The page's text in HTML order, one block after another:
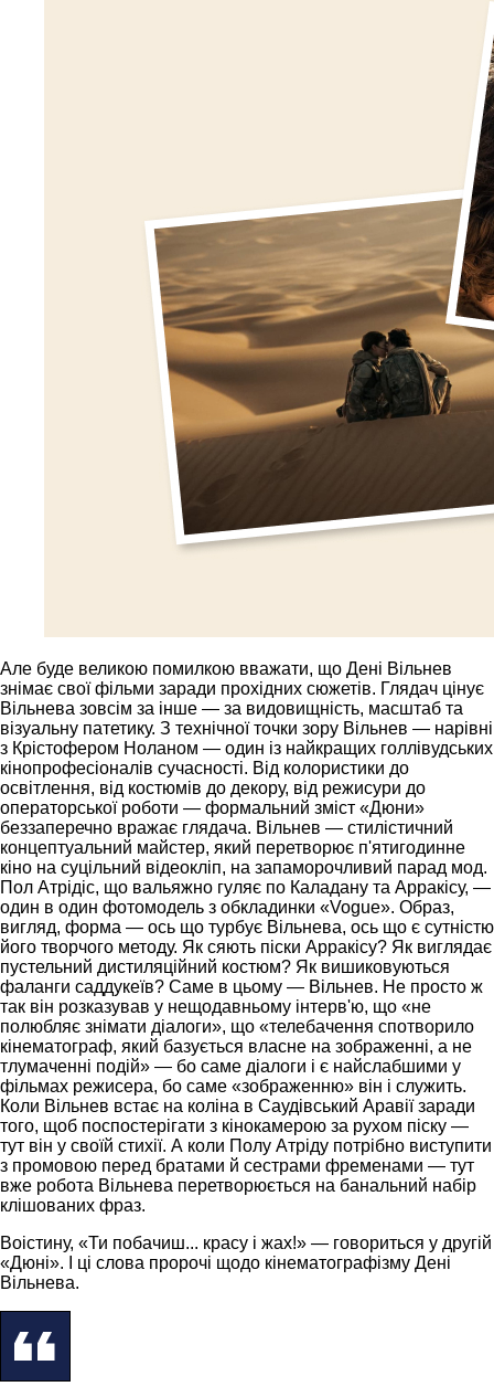
Але буде великою помилкою вважати, що Дені Вільнев
знімає свої фільми заради прохідних сюжетів. Глядач цінує
Вільнева зовсім за інше — за видовищність, масштаб та
візуальну патетику. З технічної точки зору Вільнев — нарівні
з Крістофером Ноланом — один із найкращих голлівудських
кінопрофесіоналів сучасності. Від колористики до
освітлення, від костюмів до декору, від режисури до
операторської роботи — формальний зміст «Дюни»
беззаперечно вражає глядача. Вільнев — стилістичний
концептуальний майстер, який перетворює п'ятигодинне
кіно на суцільний відеокліп, на запаморочливий парад мод.
Пол Атрідіс, що вальяжно гуляє по Каладану та Арракісу, —
один в один фотомодель з обкладинки «Vogue». Образ,
вигляд, форма — ось що турбує Вільнева, ось що є сутністю
його творчого методу. Як сяють піски Арракісу? Як виглядає
пустельний дистиляційний костюм? Як вишиковуються
фаланги саддукеїв? Саме в цьому — Вільнев. Не просто ж
так він розказував у нещодавньому інтерв'ю, що «не
полюбляє знімати діалоги», що «телебачення спотворило
кінематограф, який базується власне на зображенні, а не
тлумаченні подій» — бо саме діалоги і є найслабшими у
фільмах режисера, бо саме «зображенню» він і служить.
Коли Вільнев встає на коліна в Саудівський Аравії заради
того, щоб поспостерігати з кінокамерою за рухом піску —
тут він у своїй стихії. А коли Полу Атріду потрібно виступити
з промовою перед братами й сестрами фременами — тут
вже робота Вільнева перетворюється на банальний набір
клішованих фраз.
Воістину, «Ти побачиш... красу і жах!» — говориться у другій
«Дюні». І ці слова пророчі щодо кінематографізму Дені
Вільнева.